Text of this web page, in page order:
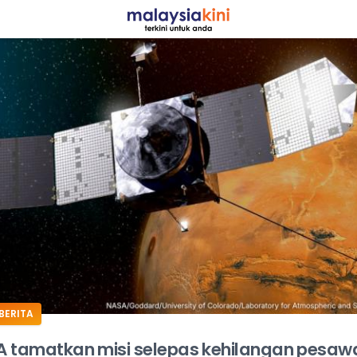
ADS
tamatkan misi selepas kehilangan